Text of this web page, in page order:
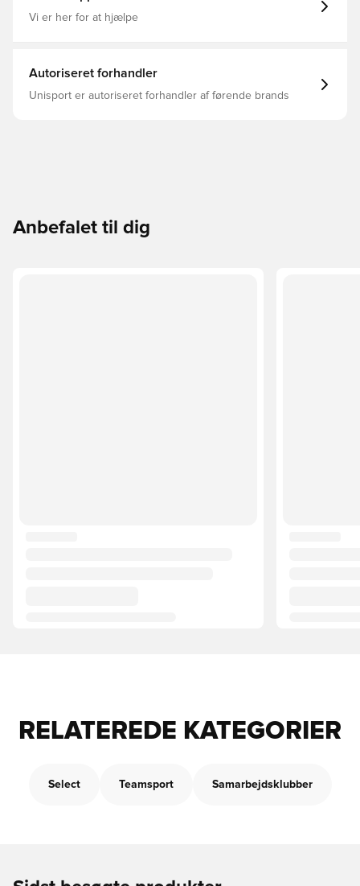
Vi er her for at hjælpe
Autoriseret forhandler
Unisport er autoriseret forhandler af førende brands
Anbefalet til dig
RELATEREDE KATEGORIER
Select Teamsport Samarbejdsklubber